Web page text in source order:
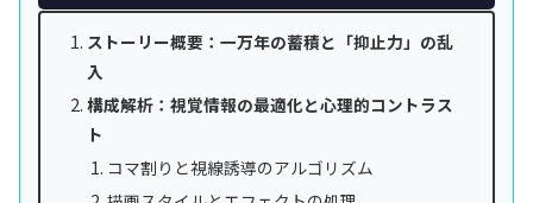
ストーリー概要：一万年の蓄積と「抑止力」の乱
入
構成解析：視覚情報の最適化と心理的コントラス
ト
コマ割りと視線誘導のアルゴリズム